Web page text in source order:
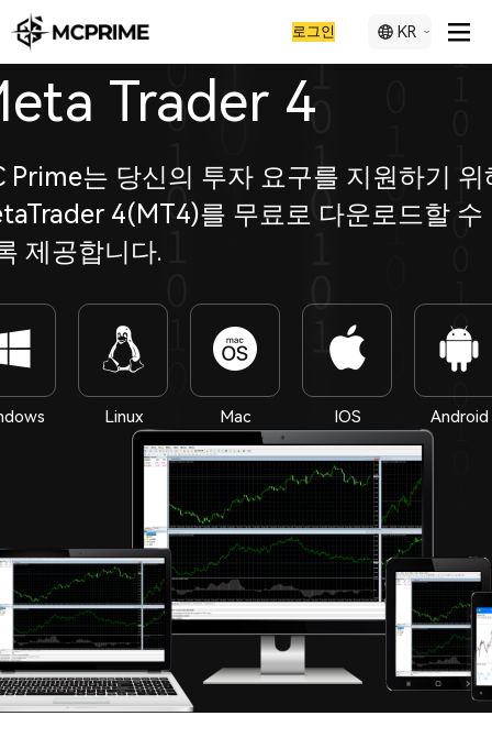
로그인 KR
Trader 4
Prime는 당신의 투자 요구를 지원하기 위
4(MT4)를 무료로 다운로드할 수
제공합니다.
Linux Mac IOS Android